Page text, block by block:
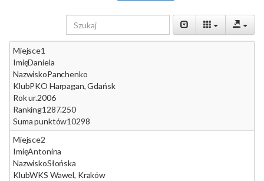
Miejsce1
ImięDaniela
NazwiskoPanchenko
KlubPKO Harpagan, Gdańsk
Rok ur.2006
Ranking1287.250
Suma punktów10298
Miejsce2
ImięAntonina
NazwiskoSłońska
KlubWKS Wawel, Kraków